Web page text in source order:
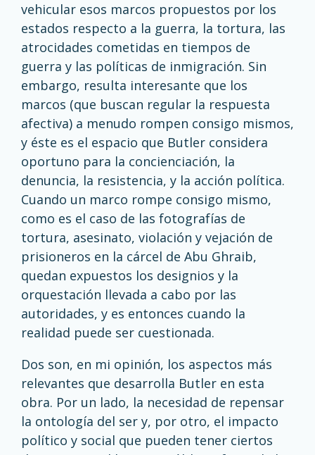
vehicular esos marcos propuestos por los
estados respecto a la guerra, la tortura, las
atrocidades cometidas en tiempos de
guerra y las políticas de inmigración. Sin
embargo, resulta interesante que los
marcos (que buscan regular la respuesta
afectiva) a menudo rompen consigo mismos,
y éste es el espacio que Butler considera
oportuno para la concienciación, la
denuncia, la resistencia, y la acción política.
Cuando un marco rompe consigo mismo,
como es el caso de las fotografías de
tortura, asesinato, violación y vejación de
prisioneros en la cárcel de Abu Ghraib,
quedan expuestos los designios y la
orquestación llevada a cabo por las
autoridades, y es entonces cuando la
realidad puede ser cuestionada.
Dos son, en mi opinión, los aspectos más
relevantes que desarrolla Butler en esta
obra. Por un lado, la necesidad de repensar
la ontología del ser y, por otro, el impacto
político y social que pueden tener ciertos